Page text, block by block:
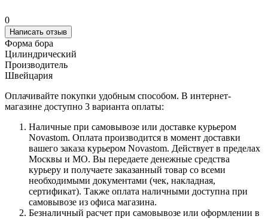
0
Написать отзыв
Форма бора
Цилиндрический
Производитель
Швейцария
Оплачивайте покупки удобным способом. В интернет-
магазине доступно 3 варианта оплаты:
Наличные при самовывозе или доставке курьером
Novastom. Оплата производится в момент доставки
вашего заказа курьером Novastom. Действует в пределах
Москвы и МО. Вы передаете денежные средства
курьеру и получаете заказанный товар со всеми
необходимыми документами (чек, накладная,
сертификат). Также оплата наличными доступна при
самовывозе из офиса магазина.
Безналичный расчет при самовывозе или оформлении в